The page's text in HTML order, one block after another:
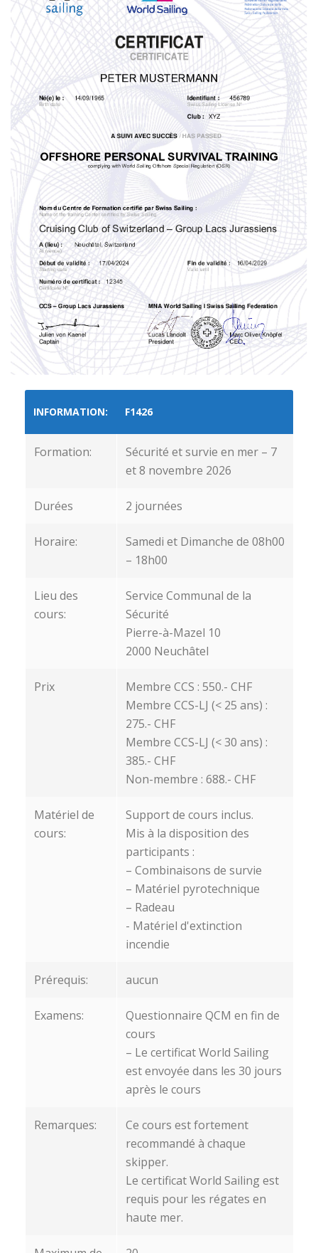
INFORMATION: F1426
Formation:
Sécurité et survie en mer – 7
et 8 novembre 2026
Durées 2 journées
Horaire:
Samedi et Dimanche de 08h00
– 18h00
Lieu des
cours:
Service Communal de la
Sécurité
Pierre-à-Mazel 10
2000 Neuchâtel
Prix
Membre CCS : 550.- CHF
Membre CCS-LJ (< 25 ans) :
275.- CHF
Membre CCS-LJ (< 30 ans) :
385.- CHF
Non-membre : 688.- CHF
Matériel de
cours:
Support de cours inclus.
Mis à la disposition des
participants :
– Combinaisons de survie
– Matériel pyrotechnique
– Radeau
- Matériel d'extinction
incendie
Prérequis: aucun
Examens:
Questionnaire QCM en fin de
cours
– Le certificat World Sailing
est envoyée dans les 30 jours
après le cours
Remarques:
Ce cours est fortement
recommandé à chaque
skipper.
Le certificat World Sailing est
requis pour les régates en
haute mer.